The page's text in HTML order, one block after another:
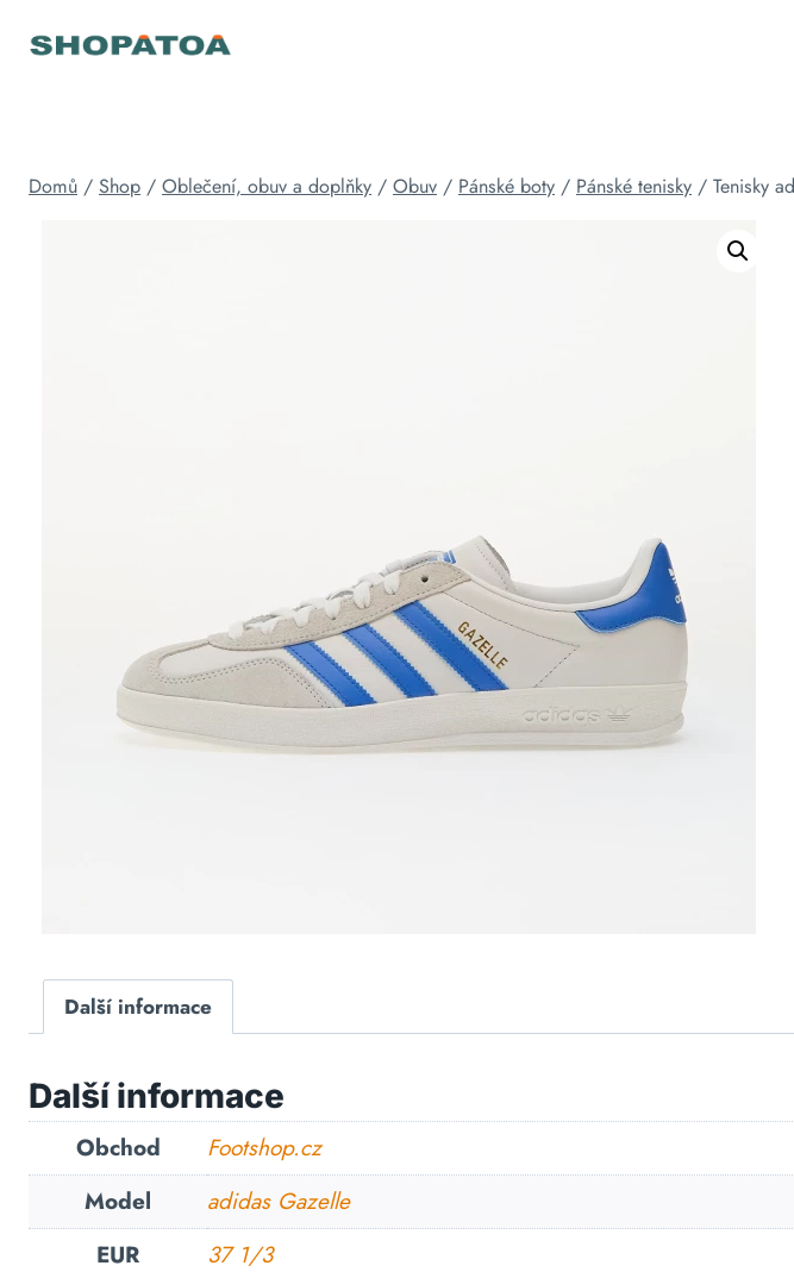
Domů / Shop / Oblečení, obuv a doplňky / Obuv / Pánské boty / Pánské tenisky / Tenisky
Další informace
Další informace
Obchod
Footshop.cz
Model
adidas Gazelle
EUR
37 1/3